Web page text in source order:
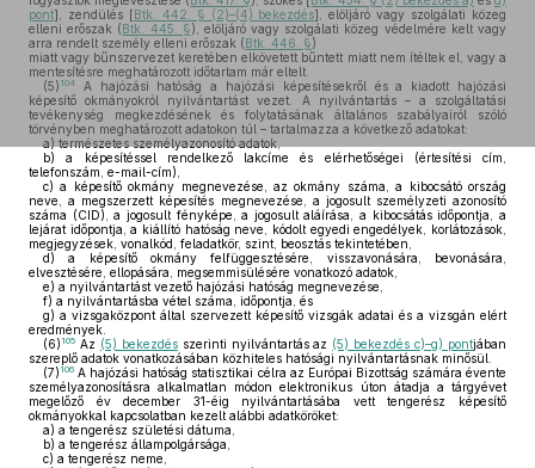
pont], zendülés [Btk. 442. § (2)–(4) bekezdés], elöljáró vagy szolgálati közeg
elleni erőszak (Btk. 445. §), elöljáró vagy szolgálati közeg védelmére kelt vagy
arra rendelt személy elleni erőszak (Btk. 446. §)
miatt vagy bűnszervezet keretében elkövetett bűntett miatt nem ítéltek el, vagy a
mentesítésre meghatározott időtartam már eltelt.
(5) 104
A hajózási hatóság a hajózási képesítésekről és a kiadott hajózási
képesítő okmányokról nyilvántartást vezet. A nyilvántartás – a szolgáltatási
tevékenység megkezdésének és folytatásának általános szabályairól szóló
törvényben meghatározott adatokon túl – tartalmazza a következő adatokat:
a) természetes személyazonosító adatok,
b) a képesítéssel rendelkező lakcíme és elérhetőségei (értesítési cím,
telefonszám, e-mail-cím),
c) a képesítő okmány megnevezése, az okmány száma, a kibocsátó ország
neve, a megszerzett képesítés megnevezése, a jogosult személyzeti azonosító
száma (CID), a jogosult fényképe, a jogosult aláírása, a kibocsátás időpontja, a
lejárat időpontja, a kiállító hatóság neve, kódolt egyedi engedélyek, korlátozások,
megjegyzések, vonalkód, feladatkör, szint, beosztás tekintetében,
d) a képesítő okmány felfüggesztésére, visszavonására, bevonására,
elvesztésére, ellopására, megsemmisülésére vonatkozó adatok,
e) a nyilvántartást vezető hajózási hatóság megnevezése,
f) a nyilvántartásba vétel száma, időpontja, és
g) a vizsgaközpont által szervezett képesítő vizsgák adatai és a vizsgán elért
eredmények.
(6) 105 Az (5) bekezdésszerinti nyilvántartás az (5) bekezdés c)–g) pontjában
szereplő adatok vonatkozásában közhiteles hatósági nyilvántartásnak minősül.
(7) 106 A hajózási hatóság statisztikai célra az Európai Bizottság számára évente
személyazonosításra alkalmatlan módon elektronikus úton átadja a tárgyévet
megelőző év december 31-éig nyilvántartásába vett tengerész képesítő
okmányokkal kapcsolatban kezelt alábbi adatköröket:
a) a tengerész születési dátuma,
b) a tengerész állampolgársága,
c) a tengerész neme,